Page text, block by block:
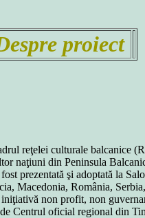
proiect
reţelei culturale balcanice
naţiuni din Peninsula
prezentată şi adoptată la
Macedonia, România,
non profit, non
Centrul oficial regional din